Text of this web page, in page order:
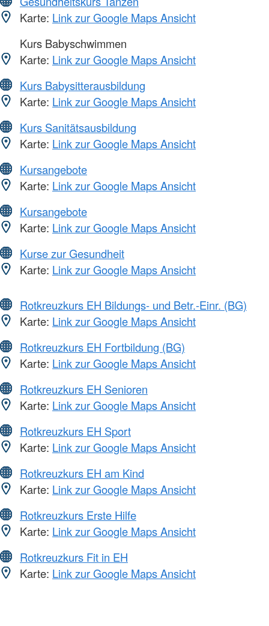
Karte: Link zur Google Maps Ansicht
Kurs Babyschwimmen
Karte: Link zur Google Maps Ansicht
Kurs Babysitterausbildung
Karte: Link zur Google Maps Ansicht
Kurs Sanitätsausbildung
Karte: Link zur Google Maps Ansicht
Kursangebote
Karte: Link zur Google Maps Ansicht
Kursangebote
Karte: Link zur Google Maps Ansicht
Kurse zur Gesundheit
Karte: Link zur Google Maps Ansicht
Rotkreuzkurs EH Bildungs- und Betr.-Einr. (BG)
Karte: Link zur Google Maps Ansicht
Rotkreuzkurs EH Fortbildung (BG)
Karte: Link zur Google Maps Ansicht
Rotkreuzkurs EH Senioren
Karte: Link zur Google Maps Ansicht
Rotkreuzkurs EH Sport
Karte: Link zur Google Maps Ansicht
Rotkreuzkurs EH am Kind
Karte: Link zur Google Maps Ansicht
Rotkreuzkurs Erste Hilfe
Karte: Link zur Google Maps Ansicht
Rotkreuzkurs Fit in EH
Karte: Link zur Google Maps Ansicht